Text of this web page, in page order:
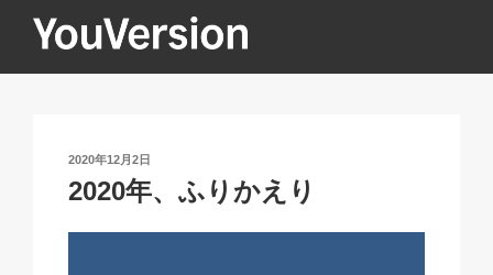
YOUVERSION
投
稿
日:
2020年12月2日
2020年、ふりかえり